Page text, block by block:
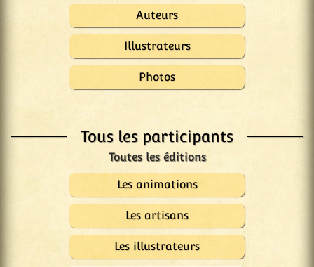
Auteurs
Illustrateurs
Photos
Tous les participants
Les animations
Les artisans
Les illustrateurs